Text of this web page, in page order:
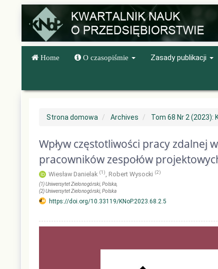
content
Main
Sidebar
Home O czasopiśmie Zasady publikacji
Strona domowa Archives Tom 68 Nr 2 (2023):
Wpływ częstotliwości pracy zdalnej
pracowników zespołów
Wiesław Danielak (1), Robert Wysocki (2)
(1)Uniwersytet Zielonogórski, Polska
(2)Uniwersytet Zielonogórski, Polska
https://doi.org/10.33119/KNoP.2023.68.2.5